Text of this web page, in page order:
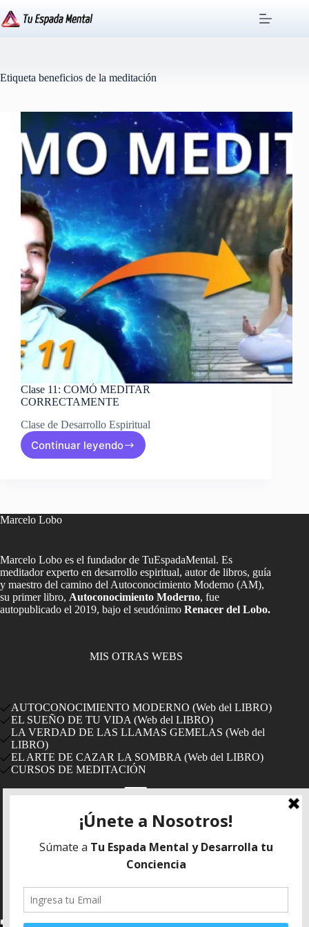
al
contenido
Etiqueta beneficios de la meditación
Clase 11: COMÓ MEDITAR
CORRECTAMENTE
Clase de Desarrollo Espiritual
Continuar leyendo
Clase
Marcelo Lobo
Marcelo Lobo es el fundador de TuEspadaMental. Es
meditador experto en desarrollo espiritual, autor de libros, guía
y maestro del camino del Autoconocimiento Moderno (AM),
su primer libro, Autoconocimiento Moderno, fue
autopublicado el 2019, bajo el seudónimo Renacer del Lobo.
MIS OTRAS WEBS
AUTOCONOCIMIENTO MODERNO (Web del LIBRO)
EL SUEÑO DE TU VIDA (Web del LIBRO)
LA VERDAD DE LAS LLAMAS GEMELAS (Web del
LIBRO)
EL ARTE DE CAZAR LA SOMBRA (Web del LIBRO)
CURSOS DE MEDITACIÓN